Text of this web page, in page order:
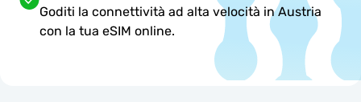
Goditi la connettività ad alta velocità in Austria
con la tua eSIM online.